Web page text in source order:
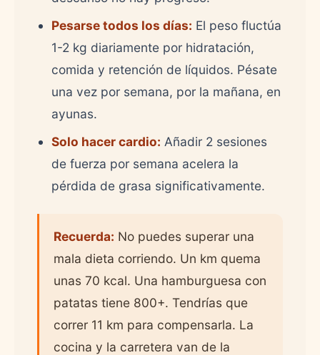
Pesarse todos los días: El peso fluctúa
1-2 kg diariamente por hidratación,
comida y retención de líquidos. Pésate
una vez por semana, por la mañana, en
ayunas.
Solo hacer cardio: Añadir 2 sesiones
de fuerza por semana acelera la
pérdida de grasa significativamente.
Recuerda: No puedes superar una
mala dieta corriendo. Un km quema
unas 70 kcal. Una hamburguesa con
patatas tiene 800+. Tendrías que
correr 11 km para compensarla. La
cocina y la carretera van de la